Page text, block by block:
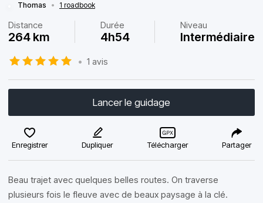
Thomas • 1 roadbook
Distance
264 km
Durée
4h54
Niveau
Intermédiaire
• 1 avis
Lancer le guidage
Enregistrer Dupliquer Télécharger Partager
Beau trajet avec quelques belles routes. On traverse
plusieurs fois le fleuve avec de beaux paysage à la clé.